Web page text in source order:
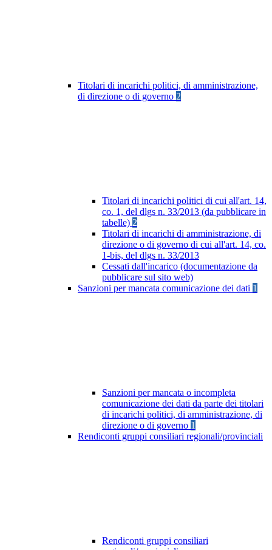
Titolari di incarichi politici, di amministrazione,
di direzione o di governo 2
Titolari di incarichi politici di cui all'art. 14,
co. 1, del dlgs n. 33/2013 (da pubblicare in
tabelle) 2
Titolari di incarichi di amministrazione, di
direzione o di governo di cui all'art. 14, co.
1-bis, del dlgs n. 33/2013
Cessati dall'incarico (documentazione da
pubblicare sul sito web)
Sanzioni per mancata comunicazione dei dati 1
Sanzioni per mancata o incompleta
comunicazione dei dati da parte dei titolari
di incarichi politici, di amministrazione, di
direzione o di governo 1
Rendiconti gruppi consiliari regionali/provinciali
Rendiconti gruppi consiliari